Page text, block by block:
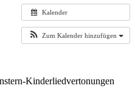
Kalender
Zum Kalender hinzufügen
Kinderliedvertonungen